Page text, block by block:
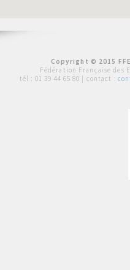
Copyright © 2015
Fédération Française des
tél : 01 39 44 65 80 | contact :